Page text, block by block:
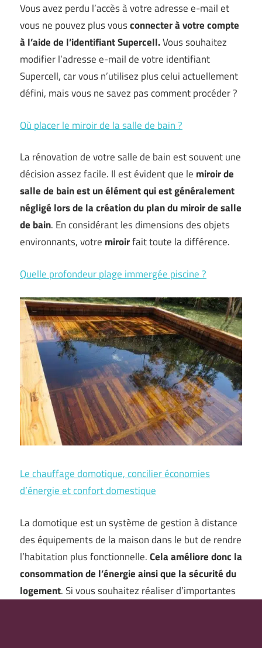
Vous avez perdu l’accès à votre adresse e-mail et
vous ne pouvez plus vousconnecter à votre compte
à l’aide de l’identifiant Supercell.Vous souhaitez
modifier l’adresse e-mail de votre identifiant
Supercell, car vous n’utilisez plus celui actuellement
défini, mais vous ne savez pas comment procéder ?
Où placer le miroir de la salle de bain ?
La rénovation de votre salle de bain est souvent une
décision assez facile. Il est évident que le miroir de
salle de bain est un élément qui est généralement
négligé lors de la création du plan du miroir de salle
de bain. En considérant les dimensions des objets
environnants, votre miroirfait toute la différence.
Quelle profondeur plage immergée piscine ?
Le chauffage domotique, concilier économies
d’énergie et confort domestique
La domotique est un système de gestion à distance
des équipements de la maison dans le but de rendre
l’habitation plus fonctionnelle.Cela améliore donc la
consommation de l’énergie ainsi que la sécurité du
logement. Si vous souhaitez réaliser d’importantes